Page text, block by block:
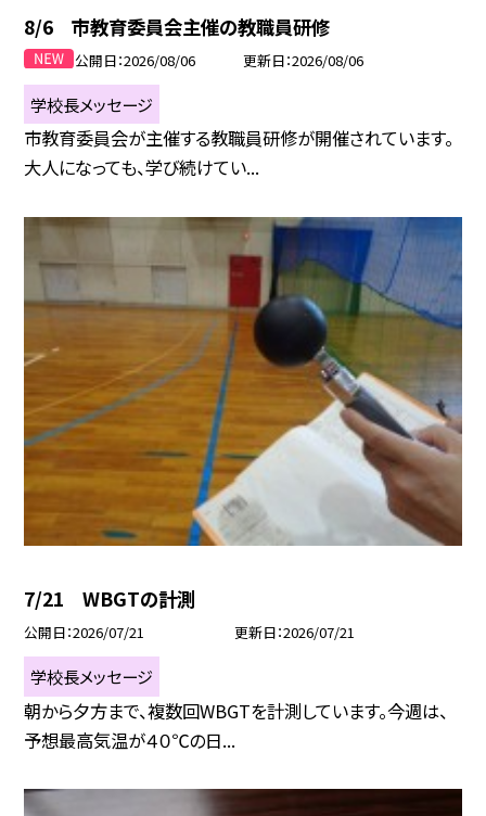
8/6 市教育委員会主催の教職員研修
公開日 2026/08/06 更新日 2026/08/06
学校長メッセージ
市教育委員会が主催する教職員研修が開催されています。
大人になっても、学び続けてい...
7/21 WBGTの計測
公開日 2026/07/21 更新日 2026/07/21
学校長メッセージ
朝から夕方まで、複数回WBGTを計測しています。今週は、
予想最高気温が４０℃の日...